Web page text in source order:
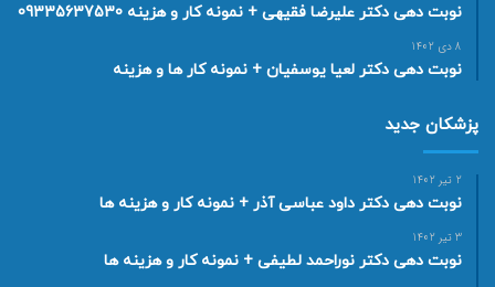
نوبت دهی دکتر علیرضا فقیهی + نمونه کار و هزینه 09335637530
8 دی 1402
نوبت دهی دکتر لعیا یوسفیان + نمونه کار ها و هزینه
پزشکان جدید
2 تیر 1402
نوبت دهی دکتر داود عباسی آذر + نمونه کار و هزینه ها
3 تیر 1402
نوبت دهی دکتر نوراحمد لطیفی + نمونه کار و هزینه ها